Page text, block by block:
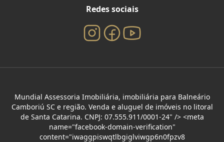
Redes sociais
Mundial Assessoria Imobiliária, imobiliária para Balneário
Camboriú SC e região. Venda e aluguel de imóveis no litoral
de Santa Catarina. CNPJ: 07.555.911/0001-24" /> <meta
name="facebook-domain-verification"
content="iwaggpiswqtlbgiglviwgp6n0fpzv8